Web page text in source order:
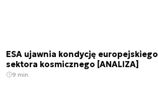
ESA ujawnia kondycję europejskiego
sektora kosmicznego [ANALIZA]
9 min.